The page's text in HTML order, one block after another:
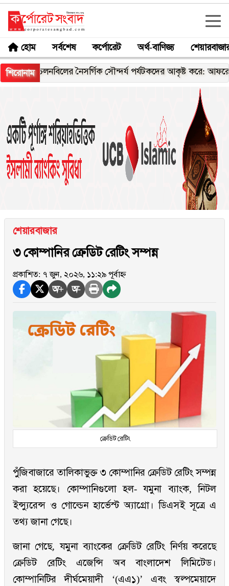
হোম সর্বশেষ কর্পোরেট অর্থ-বাণিজ্য
শিরোনাম
চলনবিলের নৈসর্গিক সৌন্দর্য পর্যটকদের আকৃষ্ট করে: আফরোজা খানম
শেয়ারবাজার
৩ কোম্পানির ক্রেডিট রেটিং সম্পন্ন
প্রকাশিত: ৭ জুন, ২০২৬, ১১:২৯ পূর্বাহ্ন
অ+ অ-
ক্রেডিট রেটিং
পুঁজিবাজারে তালিকাভুক্ত ৩ কোম্পানির ক্রেডিট রেটিং সম্পন্ন
করা হয়েছে। কোম্পানিগুলো হল- যমুনা ব্যাংক, নিটল
ইন্স্যুরেন্স ও গোল্ডেন হার্ভেস্ট অ্যাগ্রো। ডিএসই সূত্রে এ
তথ্য জানা গেছে।
জানা গেছে, যমুনা ব্যাংকের ক্রেডিট রেটিং নির্ণয় করেছে
ক্রেডিট রেটিং এজেন্সি অব বাংলাদেশ লিমিটেড।
কোম্পানিটির দীর্ঘমেয়াদী ‘(এএ১)’ এবং স্বল্পমেয়াদে